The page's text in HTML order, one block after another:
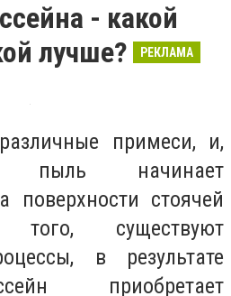
- какой
лучше?
РЕКЛАМА
примеси, и,
пыль начинает
поверхности стоячей
существуют
в результате
приобретает